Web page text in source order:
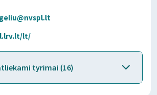
lt/
Subrangovo atliekami tyrimai (16)